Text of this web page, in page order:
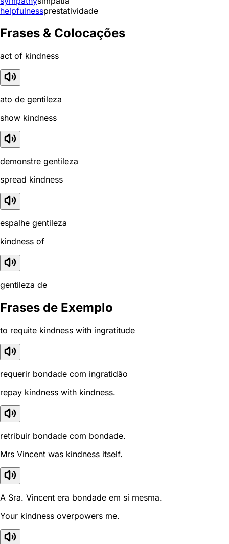
helpfulnessprestatividade
Frases & Colocações
act of kindness
ato de gentileza
show kindness
demonstre gentileza
spread kindness
espalhe gentileza
kindness of
gentileza de
Frases de Exemplo
to requite kindness with ingratitude
requerir bondade com ingratidão
repay kindness with kindness.
retribuir bondade com bondade.
Mrs Vincent was kindness itself.
A Sra. Vincent era bondade em si mesma.
Your kindness overpowers me.